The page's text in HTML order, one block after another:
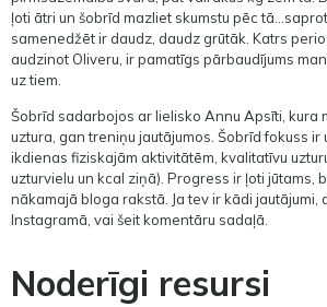
ļoti ātri un šobrīd mazliet skumstu pēc
samenedžēt ir daudz, daudz grūtāk. Katrs
audzinot Oliveru, ir pamatīgs pārbaudījums
uz tiem.
Šobrīd sadarbojos ar lielisko Annu Apsīti, kura
uztura, gan treniņu jautājumos. Šobrīd fokuss ir
ikdienas fiziskajām aktivitātēm, kvalitatīvu
uzturvielu un kcal ziņā). Progress ir ļoti jūtams,
nākamajā bloga rakstā. Ja tev ir kādi jautājumi,
Instagramā, vai šeit komentāru sadaļā.
Noderīgi resursi